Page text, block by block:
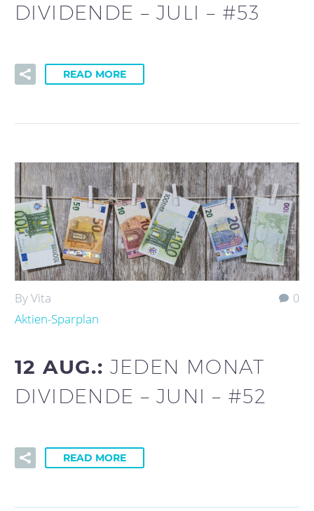
DIVIDENDE – JULI – #53
READ MORE
0
By Vita
Aktien-Sparplan
12 AUG.: JEDEN MONAT
DIVIDENDE – JUNI – #52
READ MORE